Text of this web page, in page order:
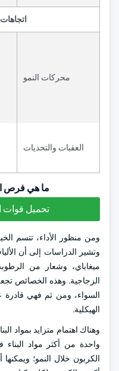
محركات النمو
العقبات والتحديات
ما هي فرص
تحميل قوات
ومن منظور الأداء، تتسم
الزجاجية. وهذه الخصائص
السواء، ومن ثم فهي قادرة
الهيكلية.
وهناك اهتمام متزايد بمواد
واحدة من أكثر مواد البناء